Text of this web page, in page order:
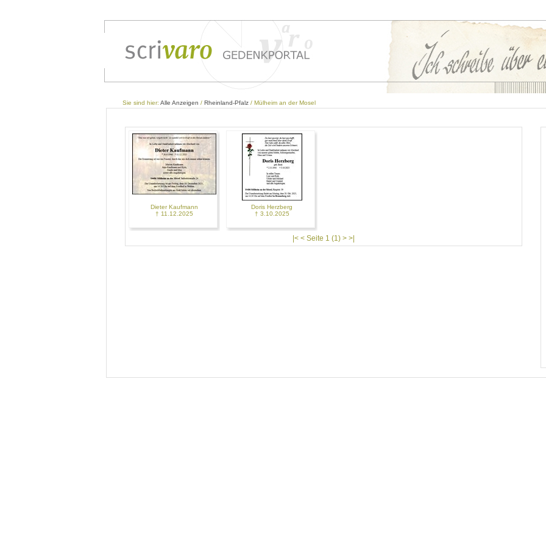
Sie sind hier: Alle Anzeigen / Rheinland-Pfalz / Mülheim an der Mosel
Dieter Kaufmann
† 11.12.2025
Doris Herzberg
† 3.10.2025
|< < Seite 1 (1) > >|